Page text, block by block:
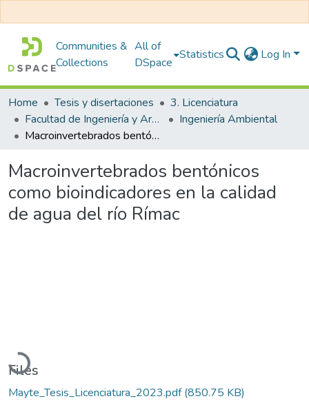
Communities &
Collections
All of
DSpace
Statistics Log In
Home Tesis y disertaciones
3. Licenciatura
Facultad de Ingeniería y Arquitectura
Ingeniería Ambiental
Macroinvertebrados bentónicos como bioindicadores en la calidad de agua del río Rímac
Macroinvertebrados bentónicos
como bioindicadores en la calidad
de agua del río Rímac
Loading...
Files
Mayte_Tesis_Licenciatura_2023.pdf(850.75 KB)